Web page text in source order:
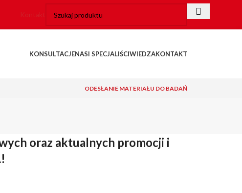
Kontakt
KONSULTACJENASI SPECJALIŚCIWIEDZAKONTAKT
ODESŁANIE MATERIAŁU DO BADAŃ
oraz aktualnych promocji i